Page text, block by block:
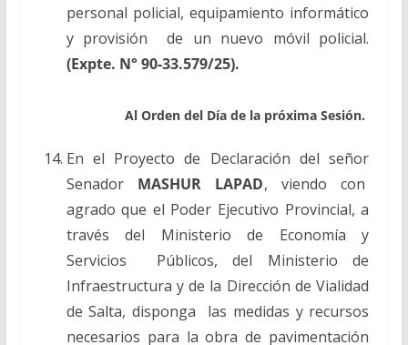
personal policial, equipamiento informático
y provisión de un nuevo móvil policial.
(Expte. N° 90-33.579/25).
Al Orden del Día de la próxima Sesión.
En el Proyecto de Declaración del señor
Senador MASHUR LAPAD, viendo con
agrado que el Poder Ejecutivo Provincial, a
través del Ministerio de Economía y
Servicios Públicos, del Ministerio de
Infraestructura y de la Dirección de Vialidad
de Salta, disponga las medidas y recursos
necesarios para la obra de pavimentación